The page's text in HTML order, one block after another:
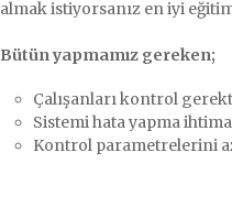
almak istiyorsanız en iyi
Bütün yapmamız gereken;
Çalışanları kontrol
Sistemi hata yapma
Kontrol parametrelerini